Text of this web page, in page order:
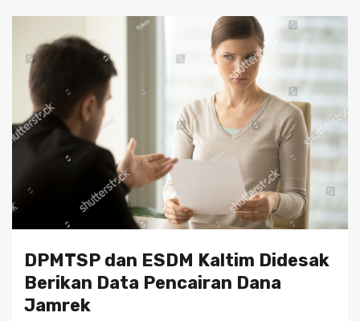
DPMTSP dan ESDM Kaltim Didesak
Berikan Data Pencairan Dana
Jamrek